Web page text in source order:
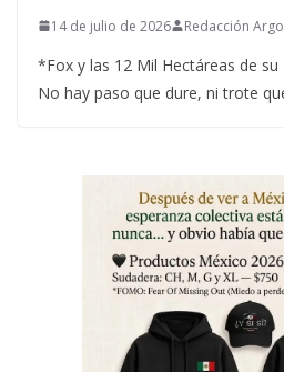
14 de julio de 2026 Redacción
*Fox y las 12 Mil Hectáreas de
No hay paso que dure, ni trote